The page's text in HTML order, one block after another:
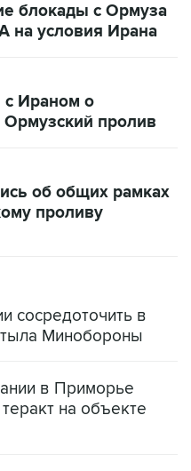
блокады с Ормуза
на условия Ирана
с Ираном о
пролив
об общих рамках
проливу
сосредоточить в
Минобороны
в Приморье
на объекте